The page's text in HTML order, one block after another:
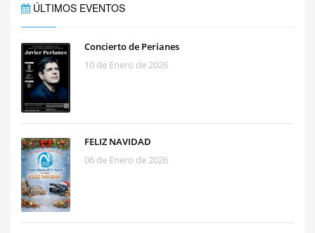
ÚLTIMOS EVENTOS
Concierto de Perianes
10 de Enero de 2026
FELIZ NAVIDAD
06 de Enero de 2026